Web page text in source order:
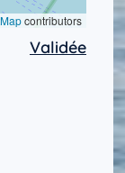
contributors
Validée